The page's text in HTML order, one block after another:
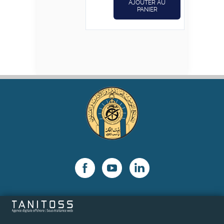
AJOUTER AU
PANIER